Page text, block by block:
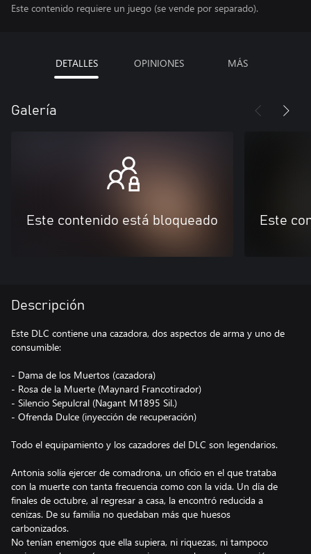
Este contenido requiere un juego (se vende por separado).
DETALLES OPINIONES MÁS
Galería
Este contenido está bloqueado Este
Descripción
Este DLC contiene una cazadora, dos aspectos de arma y uno de
consumible:
- Dama de los Muertos (cazadora)
- Rosa de la Muerte (Maynard Francotirador)
- Silencio Sepulcral (Nagant M1895 Sil.)
- Ofrenda Dulce (inyección de recuperación)
Todo el equipamiento y los cazadores del DLC son legendarios.
Antonia solía ejercer de comadrona, un oficio en el que trataba
con la muerte con tanta frecuencia como con la vida. Un día de
finales de octubre, al regresar a casa, la encontró reducida a
cenizas. De su familia no quedaban más que huesos
carbonizados.
No tenían enemigos que ella supiera, ni riquezas, ni tampoco